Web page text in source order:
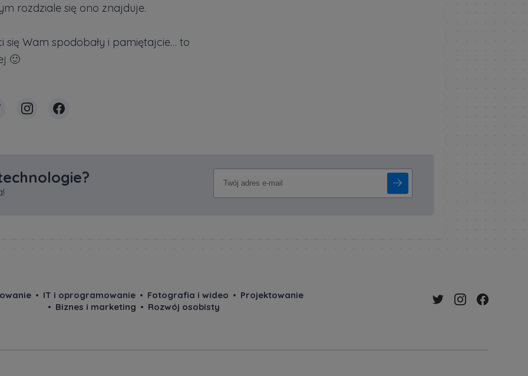
rozdziale się ono znajduje.
się Wam spodobały i pamiętajcie… to
🙂
IT i oprogramowanie Fotografia i wideo
Projektowanie
Biznes i marketing
Rozwój osobisty